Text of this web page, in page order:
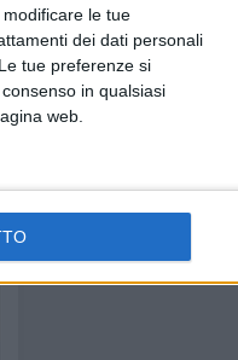
le tue
dei dati personali
tue preferenze si
in qualsiasi
web.